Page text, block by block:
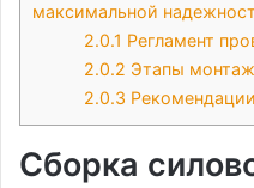
максимальной
2.0.1 Регламент
2.0.2 Этапы
2.0.3
Сборка